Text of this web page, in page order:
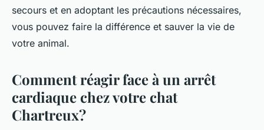
secours et en adoptant les précautions nécessaires,
vous pouvez faire la différence et sauver la vie de
votre animal.
Comment réagir face à un arrêt
cardiaque chez votre chat
Chartreux?